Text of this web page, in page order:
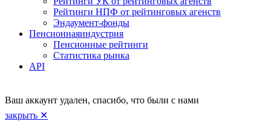
Рейтинги НПФ от рейтинговых агенств
Эндаумент-фонды
Пенсионнаяиндустрия
Пенсионные рейтинги
Статистика рынка
API
Ваш аккаунт удален, спасибо, что были с нами
закрыть ✕